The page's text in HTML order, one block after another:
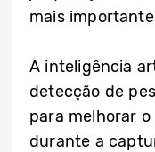
mais
A inteligência
detecção de
para melhorar
durante a